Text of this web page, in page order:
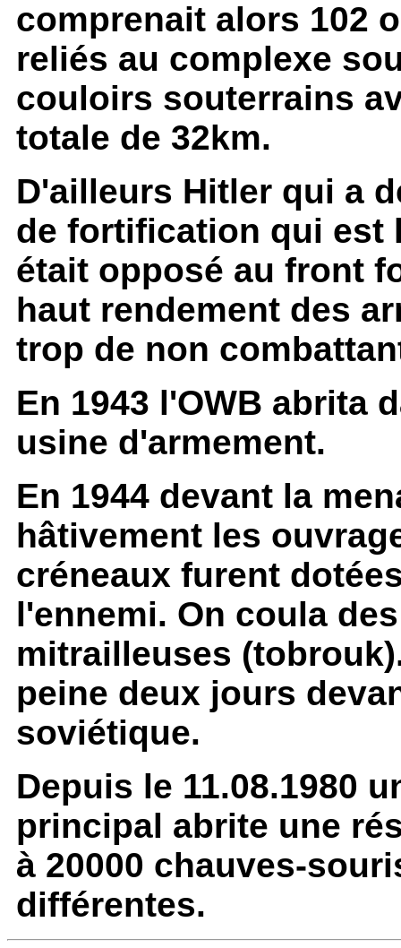
comprenait alors 102
reliés au complexe
couloirs souterrains
totale de 32km.
D'ailleurs Hitler qui a
de fortification qui est
était opposé au front
haut rendement des
trop de non
En 1943 l'OWB abrita
usine d'armement.
En 1944 devant la
hâtivement les
créneaux furent
l'ennemi. On coula
mitrailleuses
peine deux jours
soviétique.
Depuis le 11.08.1980
principal abrite une
à 20000 chauves-
différentes.